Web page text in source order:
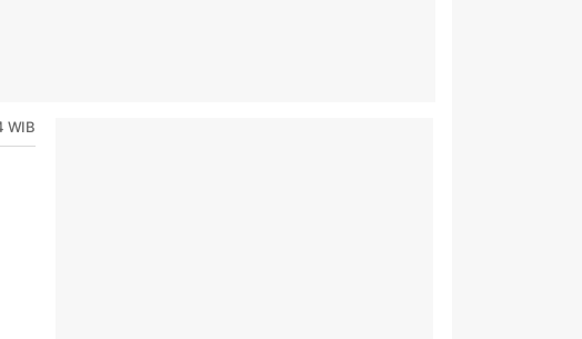
WIB